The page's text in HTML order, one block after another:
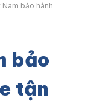
Nam bảo hành
bảo
tận